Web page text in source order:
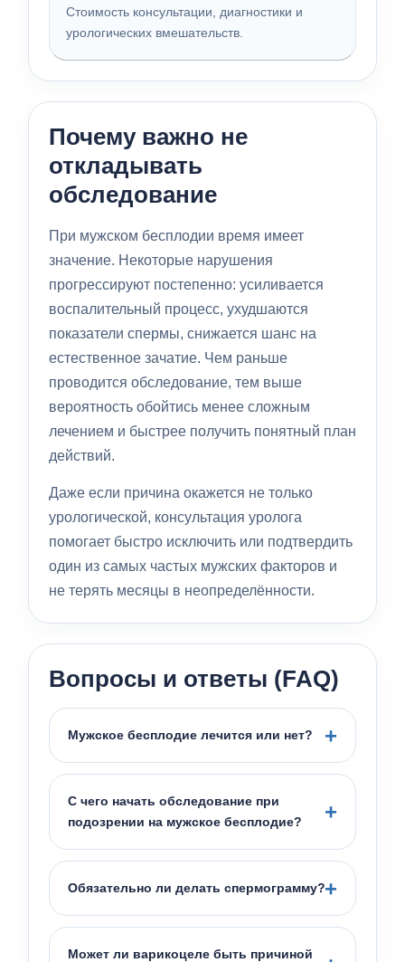
Стоимость консультации, диагностики и
урологических вмешательств.
Почему важно не
откладывать
обследование
При мужском бесплодии время имеет
значение. Некоторые нарушения
прогрессируют постепенно: усиливается
воспалительный процесс, ухудшаются
показатели спермы, снижается шанс на
естественное зачатие. Чем раньше
проводится обследование, тем выше
вероятность обойтись менее сложным
лечением и быстрее получить понятный план
действий.
Даже если причина окажется не только
урологической, консультация уролога
помогает быстро исключить или подтвердить
один из самых частых мужских факторов и
не терять месяцы в неопределённости.
Вопросы и ответы (FAQ)
Мужское бесплодие лечится или нет?
С чего начать обследование при
подозрении на мужское бесплодие?
Обязательно ли делать спермограмму?
Может ли варикоцеле быть причиной